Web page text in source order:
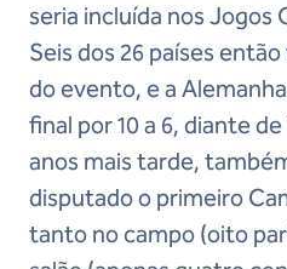
seria incluída nos Jogos
Seis dos 26 países
do evento, e a
final por 10 a 6, diante
anos mais tarde,
disputado o primeiro
tanto no campo (oito